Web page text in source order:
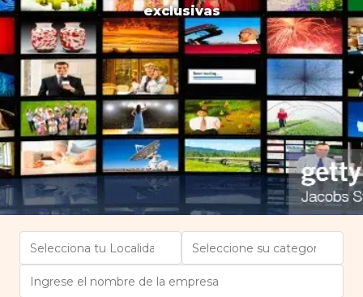
exclusivas